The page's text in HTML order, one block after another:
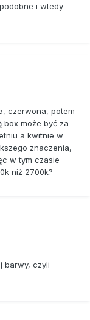
i wtedy
czerwona, potem
box może być za
a kwitnie w
znaczenia,
w tym czasie
niż 2700k?
barwy, czyli